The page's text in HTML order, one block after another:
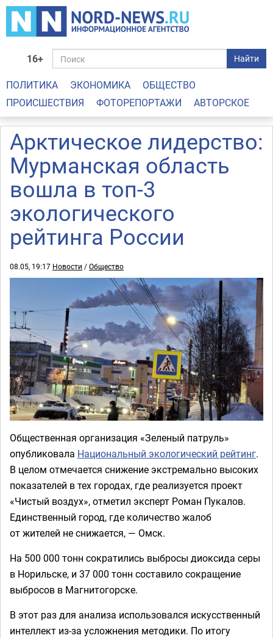
16+ Найти
ПОЛИТИКА ЭКОНОМИКА
ОБЩЕСТВО
ПРОИСШЕСТВИЯ
ФОТОРЕПОРТАЖИ АВТОРСКОЕ
Арктическое лидерство:
Мурманская область
вошла в топ-3
экологического
рейтинга России
08.05, 19:17 Новости /Общество
Общественная организация «Зеленый патруль»
опубликовала Национальный экологический рейтинг.
В целом отмечается снижение экстремально высоких
показателей в тех городах, где реализуется проект
«Чистый воздух», отметил эксперт Роман Пукалов.
Единственный город, где количество жалоб
от жителей не снижается, — Омск.
На 500 000 тонн сократились выбросы диоксида серы
в Норильске, и 37 000 тонн составило сокращение
выбросов в Магнитогорске.
В этот раз для анализа использовался искусственный
интеллект из-за усложнения методики. По итогу